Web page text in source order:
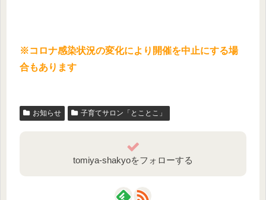
※コロナ感染状況の変化により開催を中止にする場
合もあります
お知らせ 子育てサロン「とことこ」
tomiya-shakyoをフォローする